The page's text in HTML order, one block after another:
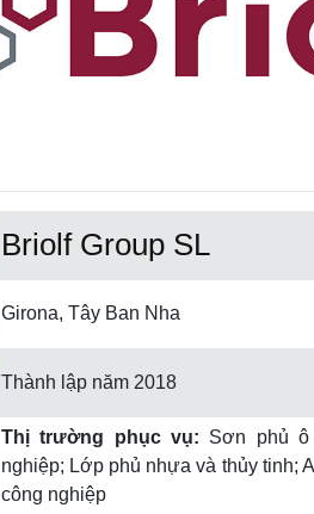
Briolf Group SL
Girona, Tây Ban Nha
Thành lập năm 2018
Thị trường phục vụ: Sơn phủ ô
nghiệp; Lớp phủ nhựa và thủy tinh;
công nghiệp